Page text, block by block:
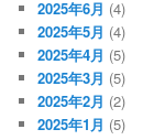
2025年6月 (4)
2025年5月 (4)
2025年4月 (5)
2025年3月 (5)
2025年2月 (2)
2025年1月 (5)